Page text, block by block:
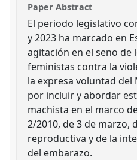
Paper Abstract
El periodo legislativo
y 2023 ha marcado en
agitación en el seno de
feministas contra la
la expresa voluntad
por incluir y abordar
machista en el marco
2/2010, de 3 de marzo,
reproductiva y de la
del embarazo.